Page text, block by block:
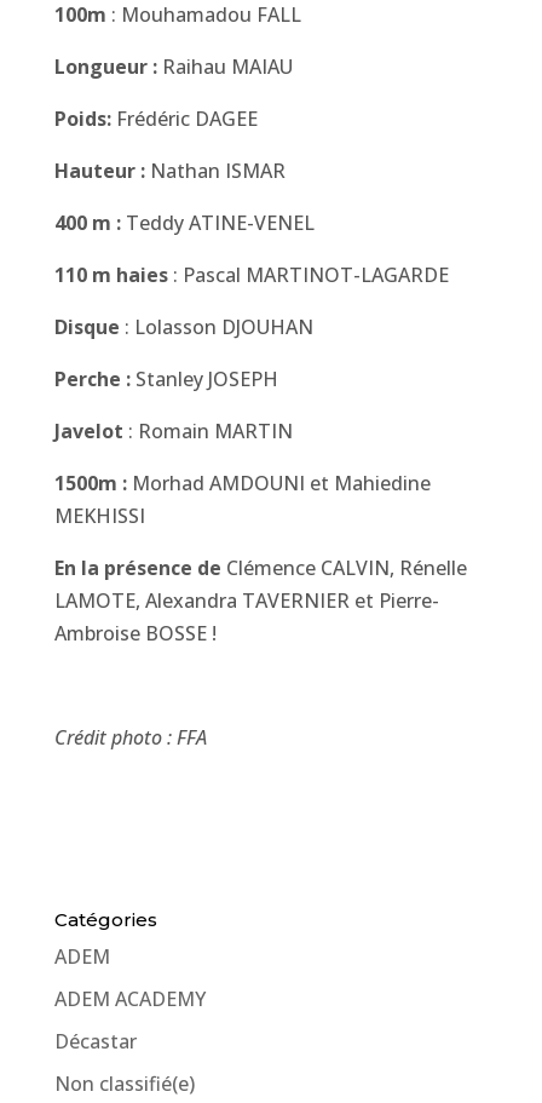
100m : Mouhamadou FALL
Longueur : Raihau MAIAU
Poids: Frédéric DAGEE
Hauteur : Nathan ISMAR
400 m : Teddy ATINE-VENEL
110 m haies: Pascal MARTINOT-LAGARDE
Disque : Lolasson DJOUHAN
Perche : Stanley JOSEPH
Javelot : Romain MARTIN
1500m : Morhad AMDOUNI et Mahiedine
MEKHISSI
En la présence de Clémence CALVIN, Rénelle
LAMOTE, Alexandra TAVERNIER et Pierre-
Ambroise BOSSE !
Crédit photo : FFA
Catégories
ADEM
ADEM ACADEMY
Décastar
Non classifié(e)